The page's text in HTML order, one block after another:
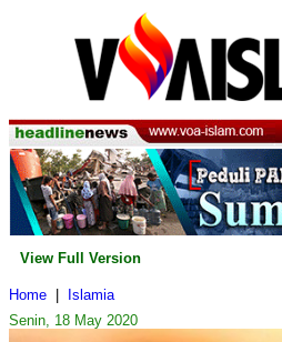
View Full Version
Home
Islamia
Senin, 18 May 2020